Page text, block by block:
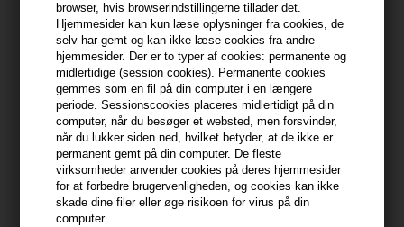
browser, hvis browserindstillingerne tillader det.
Hjemmesider kan kun læse oplysninger fra cookies, de
selv har gemt og kan ikke læse cookies fra andre
hjemmesider. Der er to typer af cookies: permanente og
midlertidige (session cookies). Permanente cookies
gemmes som en fil på din computer i en længere
periode. Sessionscookies placeres midlertidigt på din
computer, når du besøger et websted, men forsvinder,
når du lukker siden ned, hvilket betyder, at de ikke er
permanent gemt på din computer. De fleste
virksomheder anvender cookies på deres hjemmesider
for at forbedre brugervenligheden, og cookies kan ikke
skade dine filer eller øge risikoen for virus på din
computer.
399,10 DKK FRA GRATIS FRAGT
Beskrivelse Anmeldelser Fabrikant
GLYNT VOLUME Energy Spray er en banebrydende løsning til
personer, der ønsker at opnå en betydelig volumen og
imponerende glans i fint hår. Denne plejende spray, beriget med
bambusekstrakt og vitamin B5, styrker håret og øger dets
modstandsdygtighed uden at gøre det tungt. Anvendes den på
håndklædetørt hår, giver den straks synlig fylde og en langvarig